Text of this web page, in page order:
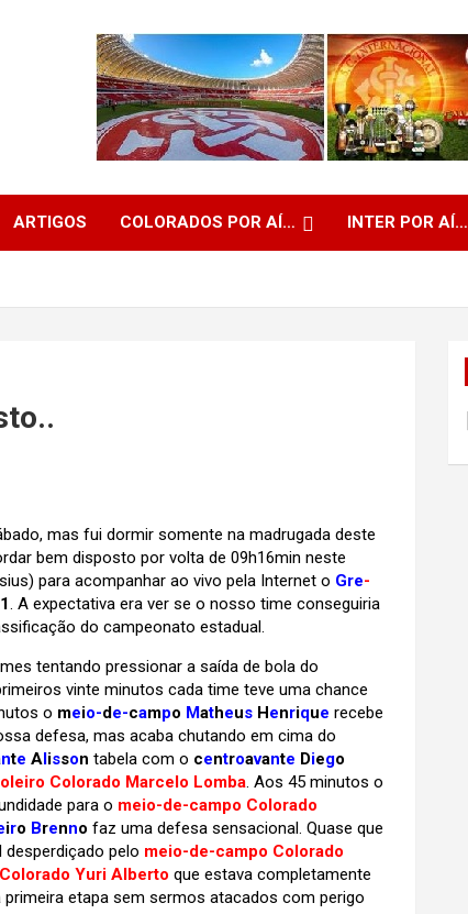
ARTIGOS COLORADOS POR AÍ… INTER POR AÍ…
mas fui dormir somente na madrugada deste
bem disposto por volta de 09h16min neste
para acompanhar ao vivo pela Internet o Gre-
. A expectativa era ver se o nosso time conseguiria
do campeonato estadual.
tentando pressionar a saída de bola do
vinte minutos cada time teve uma chance
o meio-de-campo Matheus Henrique recebe
defesa, mas acaba chutando em cima do
nte Alisson tabela com o centroavante Diego
Colorado Marcelo Lomba. Aos 45 minutos o
para o meio-de-campo Colorado
iro Brenno faz uma defesa sensacional. Quase que
pelo meio-de-campo Colorado
Yuri Alberto que estava completamente
etapa sem sermos atacados com perigo